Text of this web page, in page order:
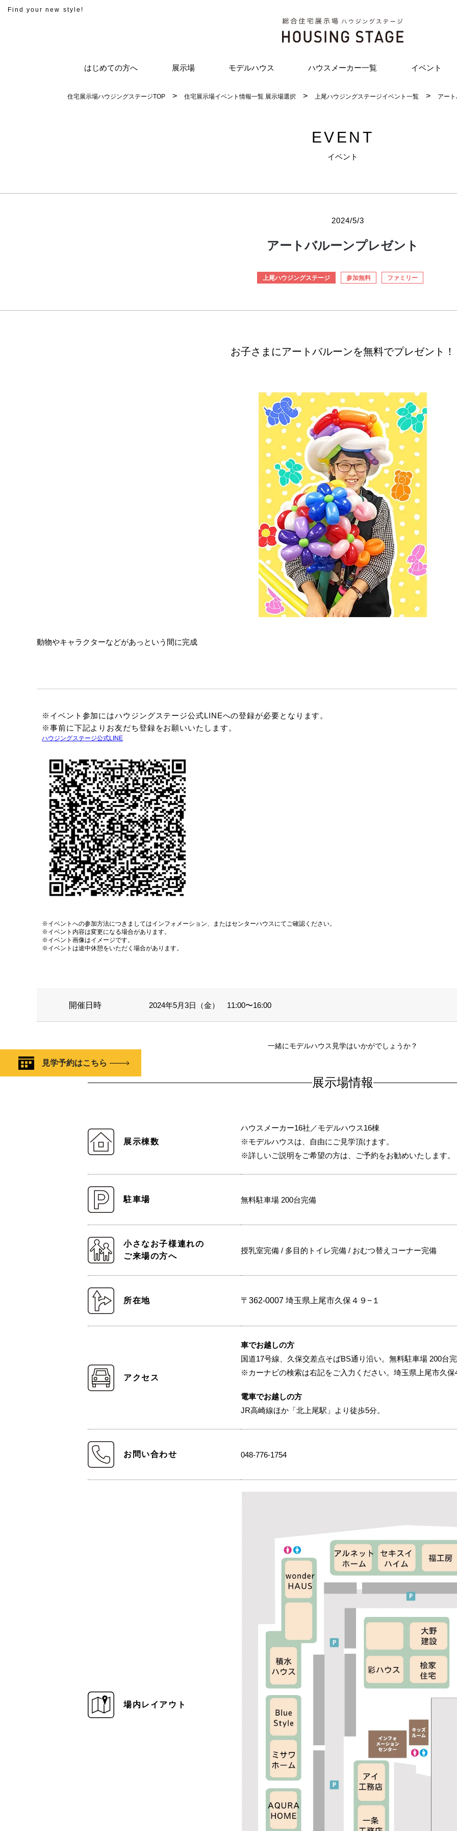
Find your new style!
はじめての方へ 展示場 モデルハウス ハウスメーカー一覧 イベント
住宅展示場ハウジングステージTOP 住宅展示場イベント情報一覧 展示場選択 上尾ハウジングステージイベント一覧 アー
EVENT
イベント
2024/5/3
アートバルーンプレゼント
上尾ハウジングステージ 参加無料 ファミリー
お子さまにアートバルーンを無料でプレゼント！
動物やキャラクターなどがあっという間に完成
※イベント参加にはハウジングステージ公式LINEへの登録が必要となります。
※事前に下記よりお友だち登録をお願いいたします。
ハウジングステージ公式LINE
※イベントへの参加方法につきましてはインフォメーション、またはセンターハウスにてご確認ください。
※イベント内容は変更になる場合があります。
※イベント画像はイメージです。
※イベントは途中休憩をいただく場合があります。
開催日時 2024年5月3日（金） 11:00〜16:00
一緒にモデルハウス見学はいかがでしょうか？
見学予約はこちら
展示場情報
展示棟数
ハウスメーカー16社／モデルハウス16棟
※モデルハウスは、自由にご見学頂けます。
※詳しいご説明をご希望の方は、ご予約をお勧めいたします。
駐車場 無料駐車場 200台完備
小さなお子様連れの
ご来場の方へ
授乳室完備 / 多目的トイレ完備 / おむつ替えコーナー完備
所在地 〒362-0007 埼玉県上尾市久保４９−１
アクセス
車でお越しの方
国道17号線、久保交差点そばBS通り沿い。無料駐車場 200台
※カーナビの検索は右記をご入力ください。埼玉県上尾市久保
電車でお越しの方
JR高崎線ほか「北上尾駅」より徒歩5分。
お問い合わせ 048-776-1754
場内レイアウト